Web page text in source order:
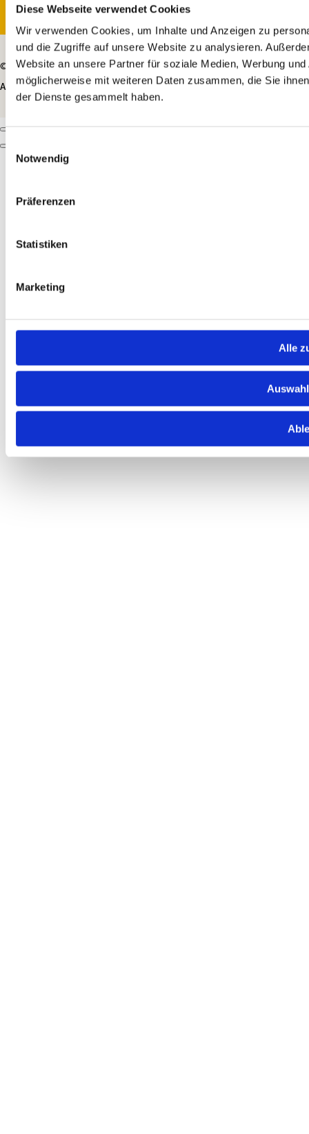
Diese Webseite verwendet Cookies
Wir verwenden Cookies, um Inhalte und Anzeigen zu
und die Zugriffe auf unsere Website zu analysieren.
Website an unsere Partner für soziale Medien, Werbung
möglicherweise mit weiteren Daten zusammen, die Sie
der Dienste gesammelt haben.
Einwilligungsauswahl
Notwendig
Präferenzen
Statistiken
Marketing
Alle
© 2026 Via Claudia Camping Company Ltd. (MT)
AGB|Impressum|Datenschutz|made by ...